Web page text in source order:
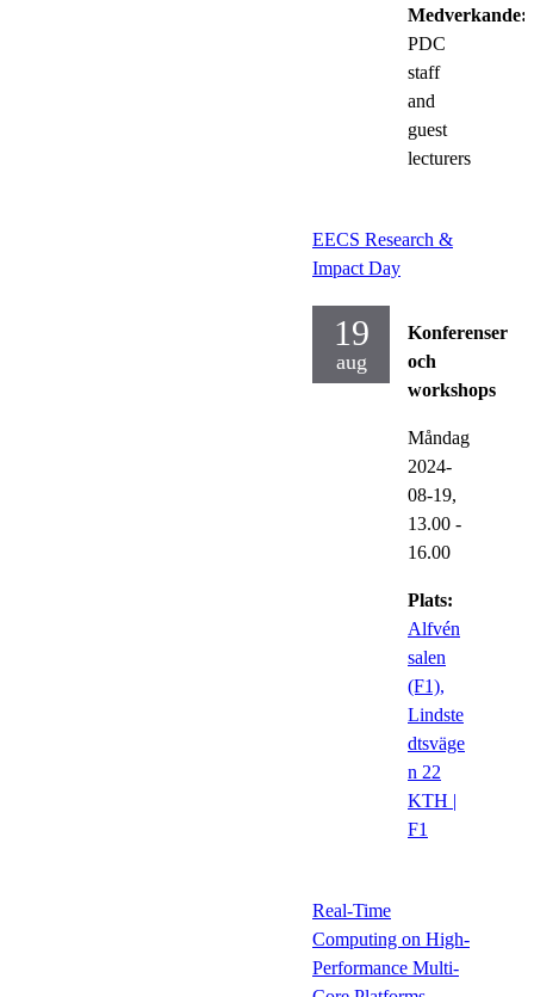
Medverkande:
PDC
staff
and
guest
lecturers
EECS Research &
Impact Day
19
aug
Konferenser
och
workshops
Måndag
2024-
08-19,
13.00 -
16.00
Plats:
Alfvén
salen
(F1),
Lindste
dtsväge
n 22
KTH |
F1
Real-Time
Computing on High-
Performance Multi-